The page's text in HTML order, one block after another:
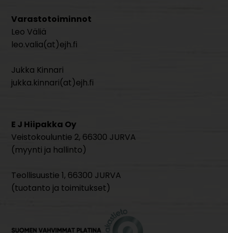
Varastotoiminnot
Leo Väliä
leo.valia(at)ejh.fi
Jukka Kinnari
jukka.kinnari(at)ejh.fi
E J Hiipakka Oy
Veistokouluntie 2, 66300 JURVA
(myynti ja hallinto)
Teollisuustie 1, 66300 JURVA
(tuotanto ja toimitukset)